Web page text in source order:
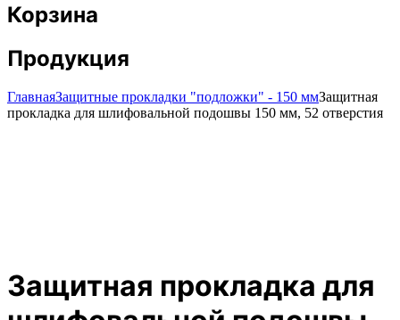
Корзина
Продукция
ГлавнаяЗащитные прокладки "подложки" - 150 ммЗащитная
прокладка для шлифовальной подошвы 150 мм, 52 отверстия
Защитная прокладка для